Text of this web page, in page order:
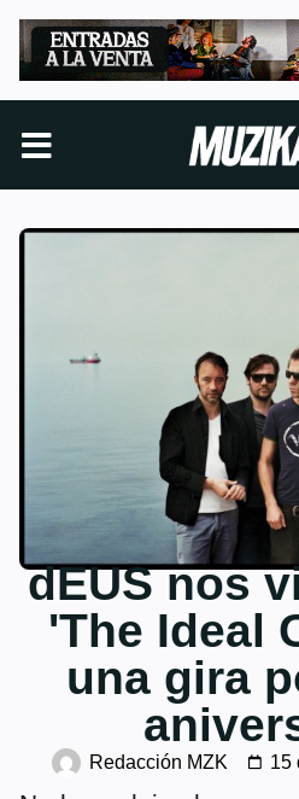
dEUS nos
'The Ideal
una gira
Redacción MZK 15